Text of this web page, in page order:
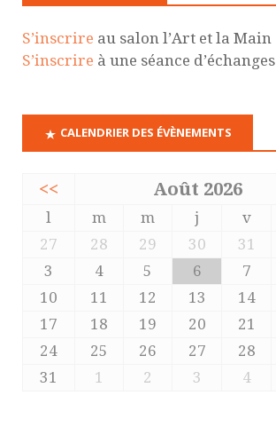
S’inscrire au salon l’Art et la Main
S’inscrire à une séance d’échanges
CALENDRIER DES ÉVÈNEMENTS
<< Août 2026
l m m j v
27
28 29 30 31
3
4 5 6 7
10
11 12 13 14
17
18 19 20 21
24
25 26 27 28
31
1 2 3 4